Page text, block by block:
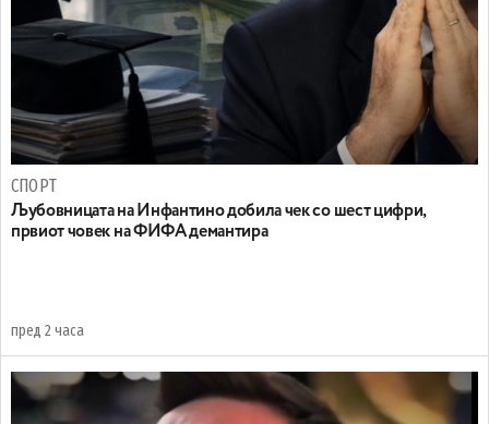
СПОРТ
Љубовницата на Инфантино добила чек со шест цифри,
првиот човек на ФИФА демантира
пред 2 часа